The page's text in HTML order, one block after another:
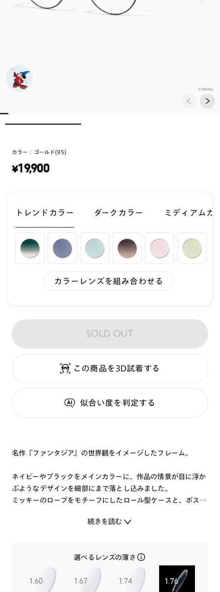
カラー： ゴールド(95)
¥19,900
トレンドカラー ダークカラー ミディアムカ
カラーレンズを組み合わせる
SOLD OUT
この商品を3D試着する
似合い度を判定する
名作『ファンタジア』の世界観をイメージしたフレーム。
ネイビーやブラックをメインカラーに、作品の情景が目に浮か
ぶようなデザインを細部にまで落とし込みました。
ミッキーのローブをモチーフにしたロール型ケースと、ポスタ
アイウェア全体で物語の世界を表現しました。
続きを読む
選べるレンズの薄さ